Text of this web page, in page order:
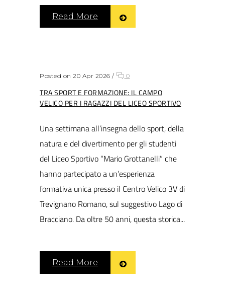
Read More
Posted on 20 Apr 2026 / 0
TRA SPORT E FORMAZIONE: IL CAMPO
VELICO PER I RAGAZZI DEL LICEO SPORTIVO
Una settimana all’insegna dello sport, della
natura e del divertimento per gli studenti
del Liceo Sportivo “Mario Grottanelli” che
hanno partecipato a un’esperienza
formativa unica presso il Centro Velico 3V di
Trevignano Romano, sul suggestivo Lago di
Bracciano. Da oltre 50 anni, questa storica...
Read More